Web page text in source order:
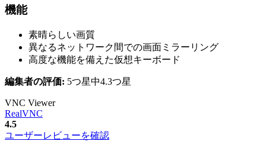
機能
素晴らしい画質
異なるネットワーク間での画面ミラーリング
高度な機能を備えた仮想キーボード
編集者の評価: 5つ星中4.3つ星
VNC Viewer
RealVNC
4.5
ユーザーレビューを確認